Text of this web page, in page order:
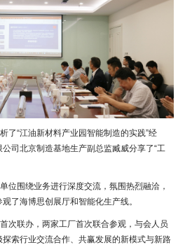
了“江油新材料产业园智能制造的实践”经
司北京制造基地生产副总监臧威分享了“工
位围绕业务进行深度交流，氛围热烈融洽，
了海博思创展厅和智能化生产线。
次联办，两家工厂首次联合参观，与会人员
索行业交流合作、共赢发展的新模式与新路